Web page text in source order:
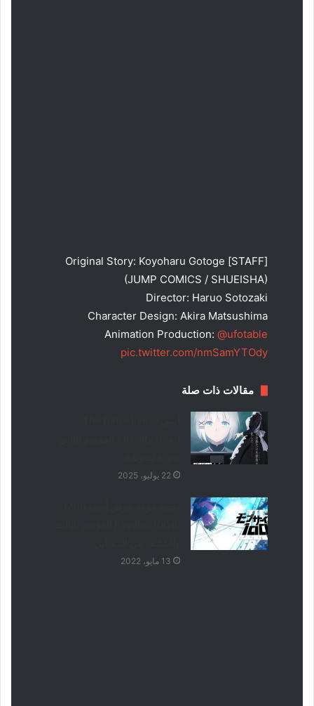
[STAFF] Original Story: Koyoharu Gotoge
(JUMP COMICS / SHUEISHA)
Director: Haruo Sotozaki
Character Design: Akira Matsushima
Animation Production: @ufotable
pic.twitter.com/nmSamYTOdy
مقالات ذات صلة
22 يوليو، 2025
13 مايو، 2022